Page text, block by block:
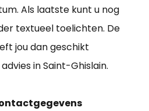
Als laatste kunt u nog
textueel toelichten. De
jou dan geschikt
in Saint-Ghislain.